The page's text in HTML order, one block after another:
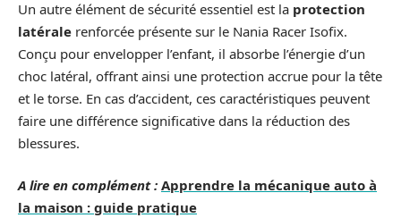
Un autre élément de sécurité essentiel est la protection
latérale renforcée présente sur le Nania Racer Isofix.
Conçu pour envelopper l’enfant, il absorbe l’énergie d’un
choc latéral, offrant ainsi une protection accrue pour la tête
et le torse. En cas d’accident, ces caractéristiques peuvent
faire une différence significative dans la réduction des
blessures.
A lire en complément : Apprendre la mécanique auto à
la maison : guide pratique